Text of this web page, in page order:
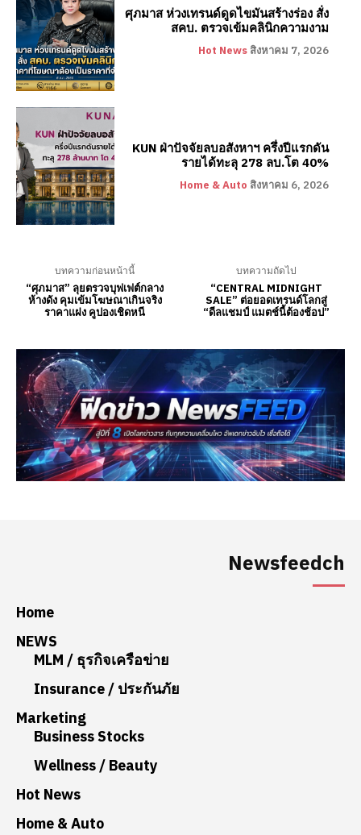
Newsfeedch
Home
NEWS
MLM / ธุรกิจเครือข่าย
Insurance / ประกันภัย
Marketing
Business Stocks
Wellness / Beauty
Hot News
Home & Auto